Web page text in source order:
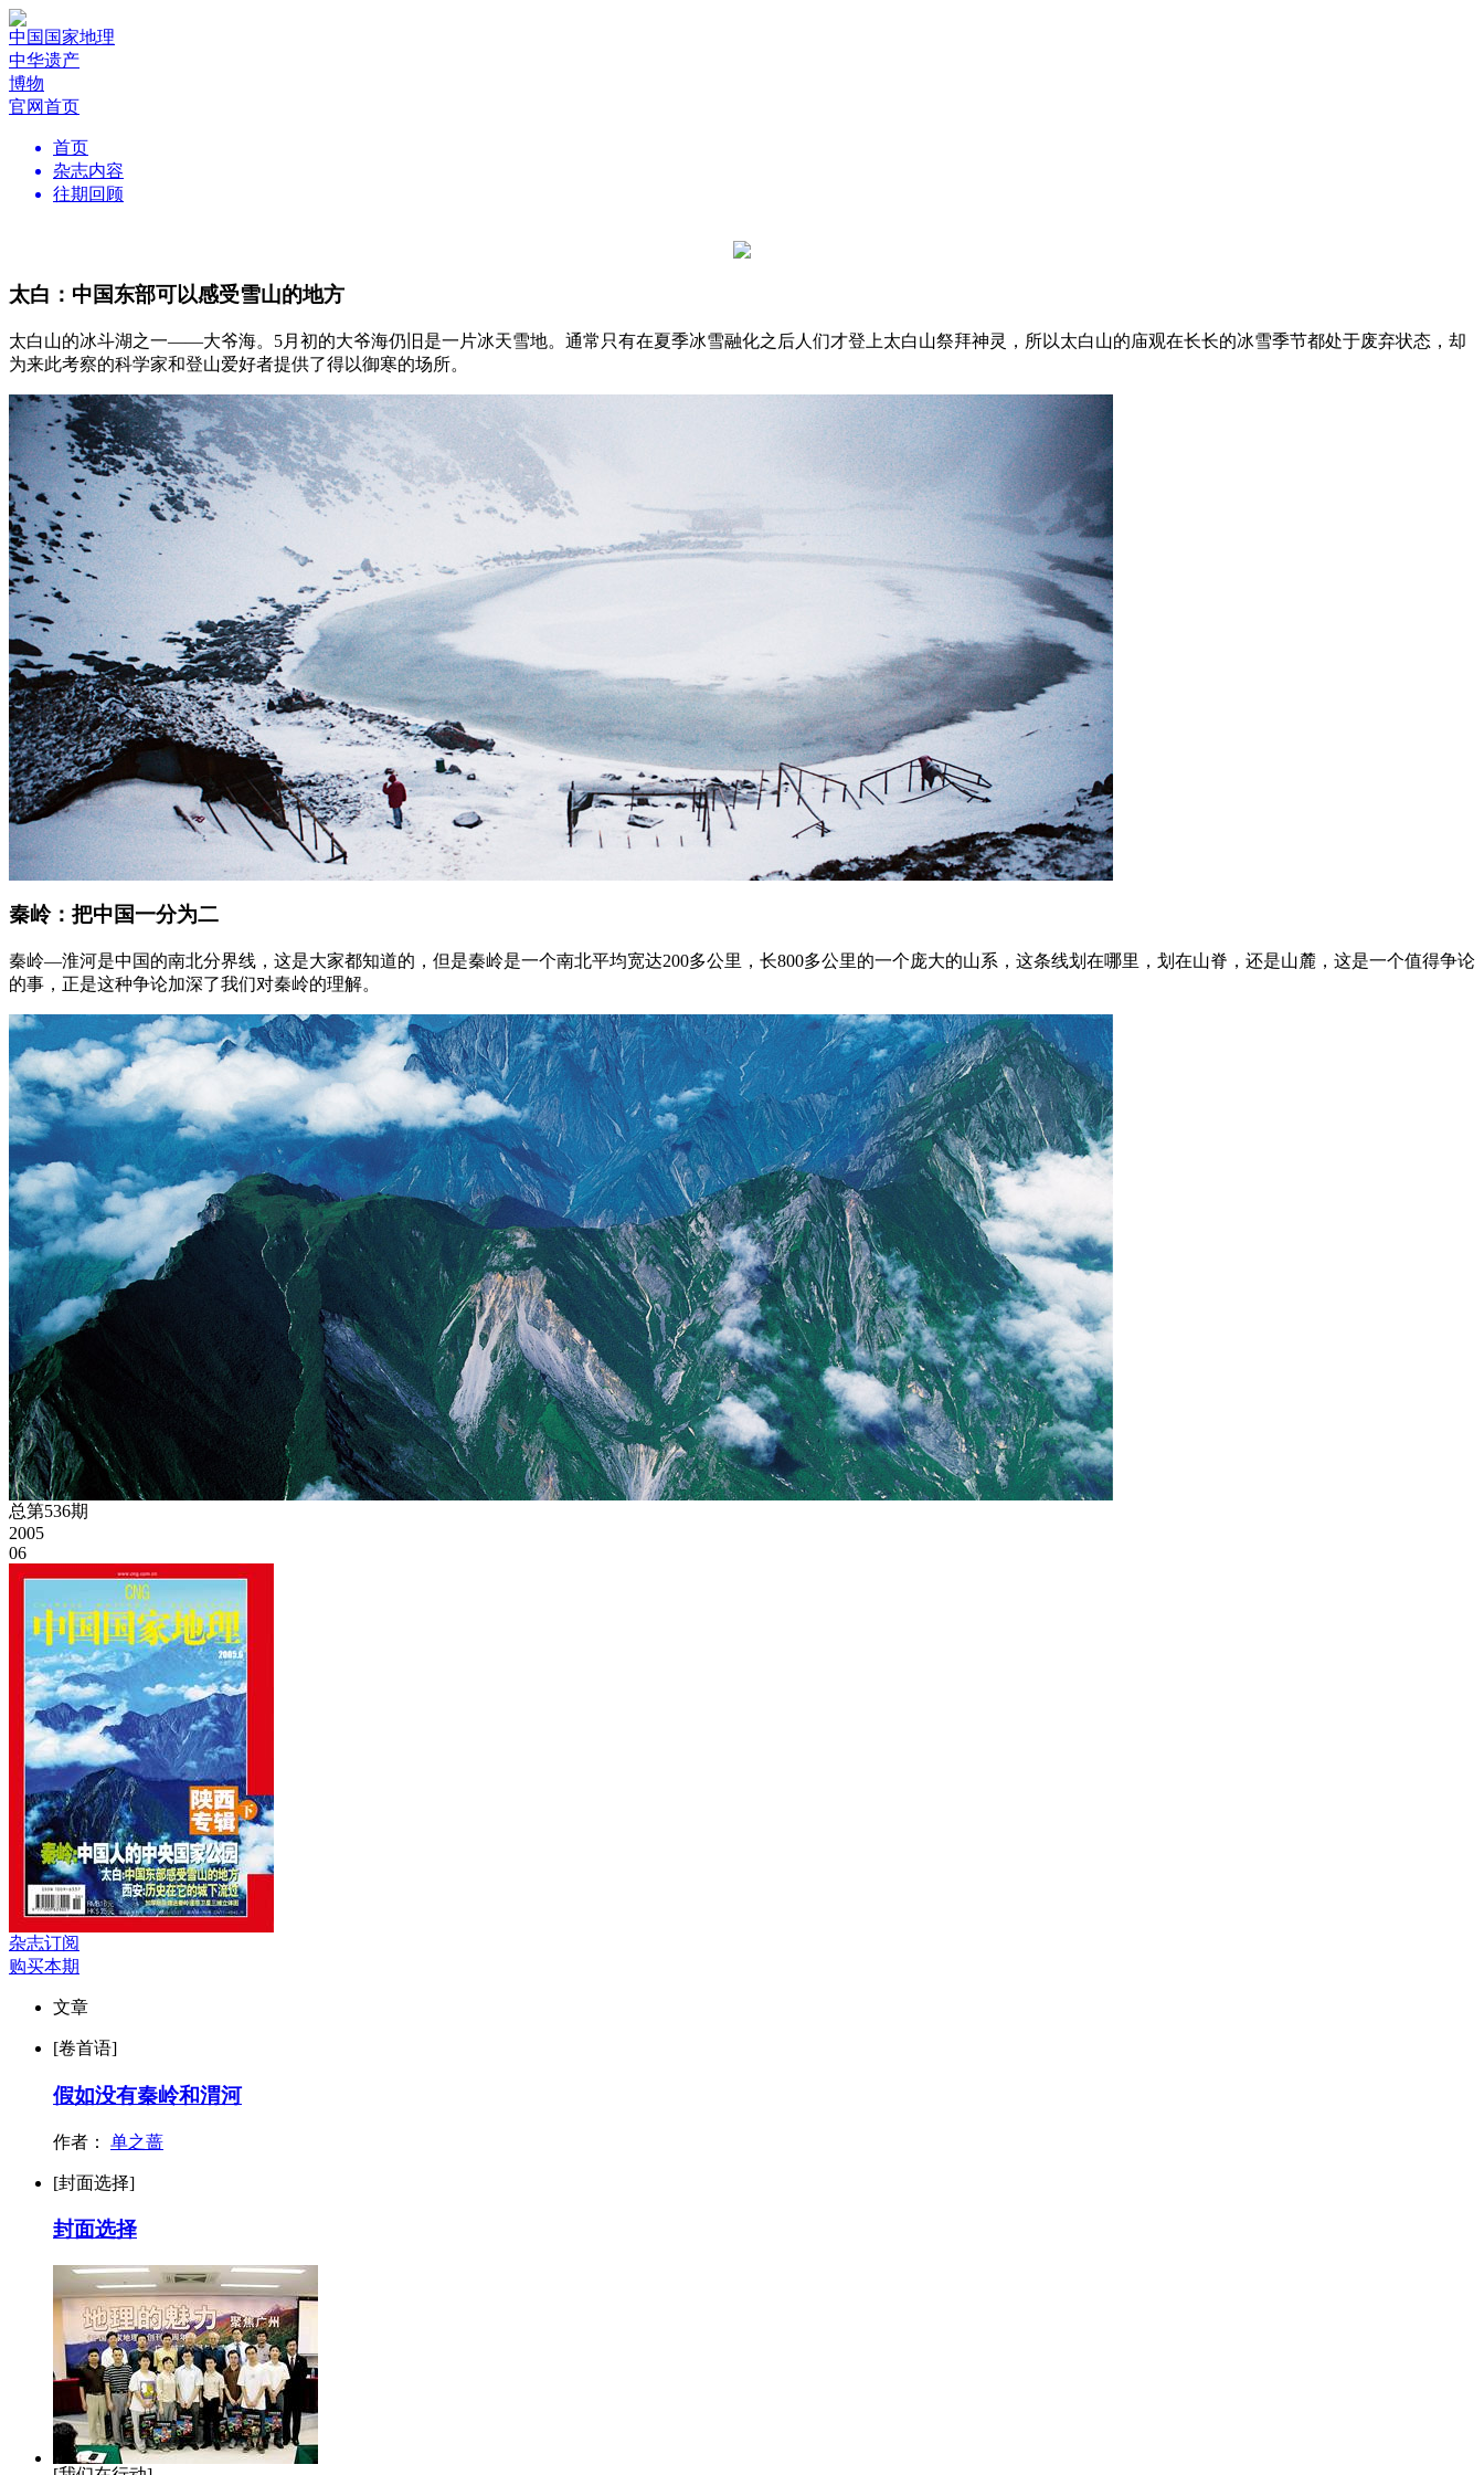
中国国家地理
中华遗产
博物
官网首页
首页
杂志内容
往期回顾
太白：中国东部可以感受雪山的地方
太白山的冰斗湖之一——大爷海。5月初的大爷海仍旧是一片冰天雪地。通常只有在夏季冰雪融化之后人们才登上太白山祭拜神灵，所以太白山的庙观在长长的冰雪季节都处于废弃状态，却
为来此考察的科学家和登山爱好者提供了得以御寒的场所。
秦岭：把中国一分为二
秦岭—淮河是中国的南北分界线，这是大家都知道的，但是秦岭是一个南北平均宽达200多公里，长800多公里的一个庞大的山系，这条线划在哪里，划在山脊，还是山麓，这是一个值得争论
的事，正是这种争论加深了我们对秦岭的理解。
总第536期
2005
06
杂志订阅
购买本期
文章
[卷首语]
假如没有秦岭和渭河
作者： 单之蔷
[封面选择]
封面选择